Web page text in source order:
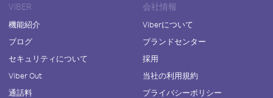
VIBER
機能紹介
ブログ
セキュリティについて
Viber Out
通話料
会社情報
Viberについて
ブランドセンター
採用
当社の利用規約
プライバシーポリシー